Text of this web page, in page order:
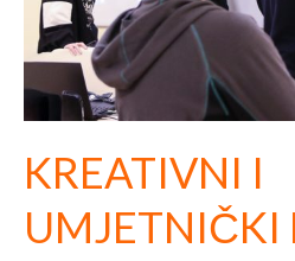
KREATIVNI I
UMJETNIČKI